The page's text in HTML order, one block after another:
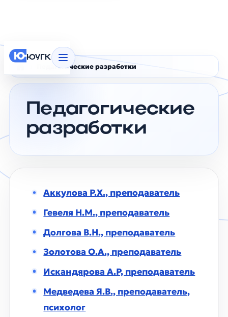
ЮУГК
Педагогические разработки
Педагогические
разработки
Аккулова Р.Х., преподаватель
Гевеля Н.М., преподаватель
Долгова В.Н., преподаватель
Золотова О.А., преподаватель
Искандярова А.Р, преподаватель
Медведева Я.В., преподаватель,
психолог